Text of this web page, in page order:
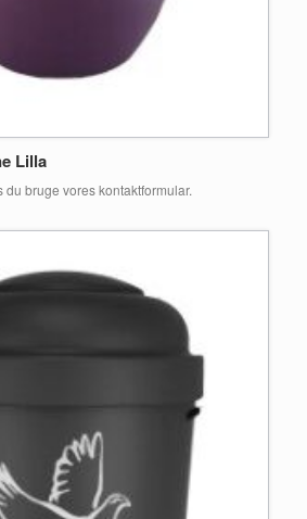
Lilla
bruge vores kontaktformular.